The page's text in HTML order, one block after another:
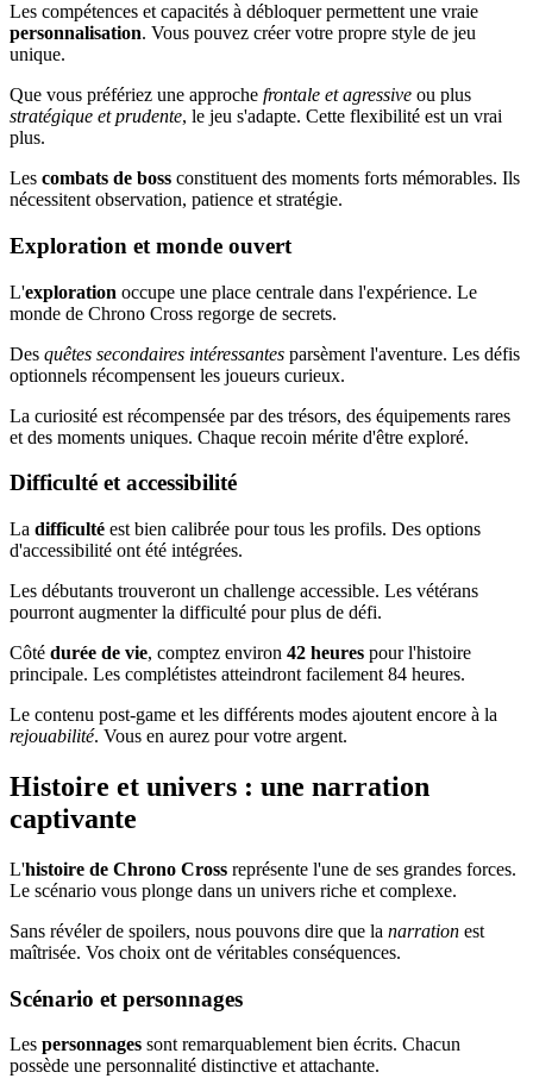
Les compétences et capacités à débloquer permettent une vraie
personnalisation. Vous pouvez créer votre propre style de jeu
unique.
Que vous préfériez une approche frontale et agressive ou plus
stratégique et prudente, le jeu s'adapte. Cette flexibilité est un vrai
plus.
Les combats de boss constituent des moments forts mémorables. Ils
nécessitent observation, patience et stratégie.
Exploration et monde ouvert
L'exploration occupe une place centrale dans l'expérience. Le
monde de Chrono Cross regorge de secrets.
Des quêtes secondaires intéressantes parsèment l'aventure. Les défis
optionnels récompensent les joueurs curieux.
La curiosité est récompensée par des trésors, des équipements rares
et des moments uniques. Chaque recoin mérite d'être exploré.
Difficulté et accessibilité
La difficulté est bien calibrée pour tous les profils. Des options
d'accessibilité ont été intégrées.
Les débutants trouveront un challenge accessible. Les vétérans
pourront augmenter la difficulté pour plus de défi.
Côté durée de vie, comptez environ 42 heures pour l'histoire
principale. Les complétistes atteindront facilement 84 heures.
Le contenu post-game et les différents modes ajoutent encore à la
rejouabilité. Vous en aurez pour votre argent.
Histoire et univers : une narration
captivante
L'histoire de Chrono Cross représente l'une de ses grandes forces.
Le scénario vous plonge dans un univers riche et complexe.
Sans révéler de spoilers, nous pouvons dire que la narration est
maîtrisée. Vos choix ont de véritables conséquences.
Scénario et personnages
Les personnages sont remarquablement bien écrits. Chacun
possède une personnalité distinctive et attachante.